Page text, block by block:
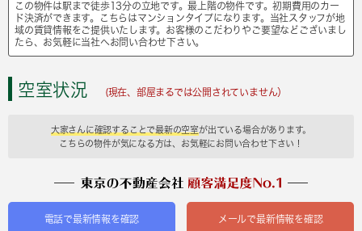
この物件は駅まで徒歩13分の立地です。最上階の物件です。初期費用のカー
ド決済ができます。こちらはマンションタイプになります。当社スタッフが地
域の賃貸情報をご提供いたします。お客様のこだわりやご要望などございまし
たら、お気軽に当社へお問い合わせ下さい。
空室状況 (現在、部屋まるでは公開されていません）
大家さんに確認することで最新の空室が出ている場合があります。
こちらの物件が気になる方は、お気軽にお問い合わせ下さい！
電話で最新情報を確認 メールで最新情報を確認